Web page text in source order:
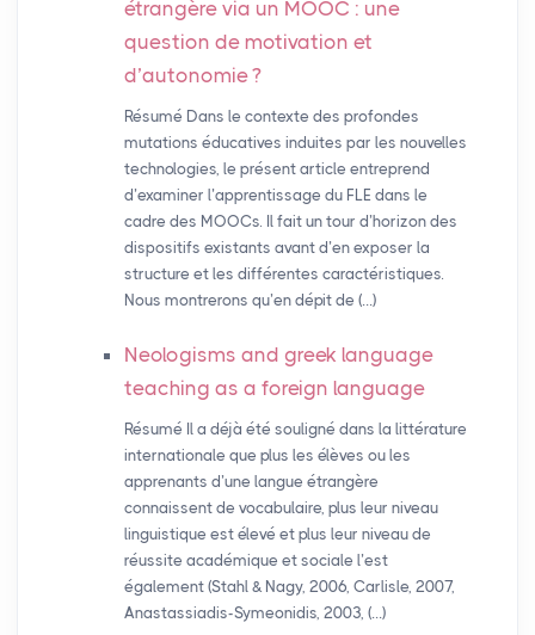
étrangère via un MOOC : une
question de motivation et
d’autonomie?
Résumé Dans le contexte des profondes
mutations éducatives induites par les nouvelles
technologies, le présent article entreprend
d’examiner l’apprentissage du FLE dans le
cadre des MOOCs. Il fait un tour d’horizon des
dispositifs existants avant d’en exposer la
structure et les différentes caractéristiques.
Nous montrerons qu’en dépit de (…)
Neologisms and greek language
teaching as a foreign language
Résumé Il a déjà été souligné dans la littérature
internationale que plus les élèves ou les
apprenants d’une langue étrangère
connaissent de vocabulaire, plus leur niveau
linguistique est élevé et plus leur niveau de
réussite académique et sociale l’est
également (Stahl & Nagy, 2006, Carlisle, 2007,
Anastassiadis-Symeonidis, 2003, (…)